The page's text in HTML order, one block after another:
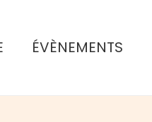
ÉVÈNEMENTS